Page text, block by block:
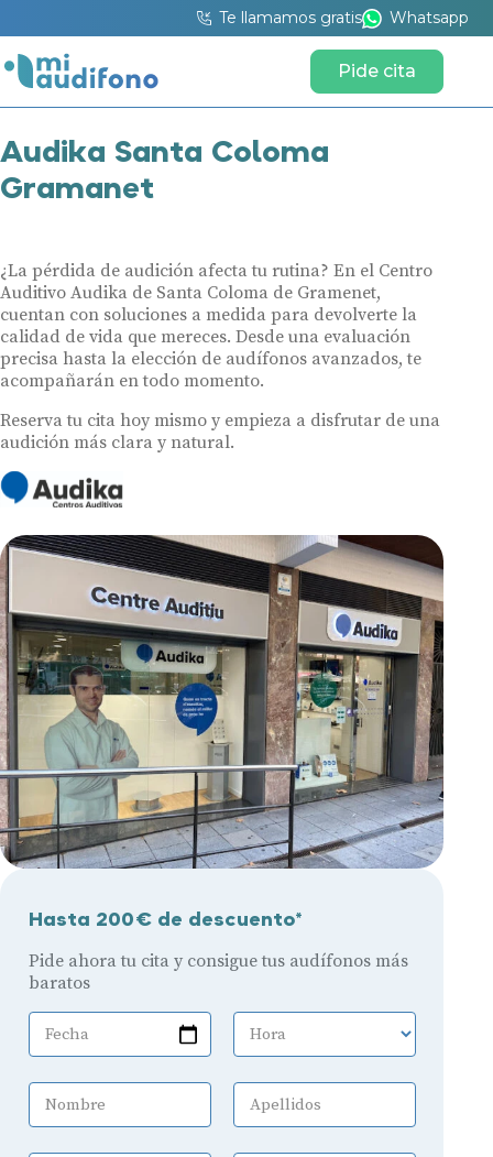
Te llamamos gratis Whatsapp
Pide cita
Audika Santa Coloma
Gramanet
¿La pérdida de audición afecta tu rutina? En el Centro
Auditivo Audika de Santa Coloma de Gramenet,
cuentan con soluciones a medida para devolverte la
calidad de vida que mereces. Desde una evaluación
precisa hasta la elección de audífonos avanzados, te
acompañarán en todo momento.
Reserva tu cita hoy mismo y empieza a disfrutar de una
audición más clara y natural.
Hasta 200€ de descuento*
Pide ahora tu cita y consigue tus audífonos más
baratos
Fecha Hora
Nombre Apellidos